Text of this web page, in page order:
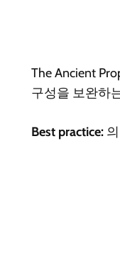
The Ancient
구성을 보완하
Best practice: